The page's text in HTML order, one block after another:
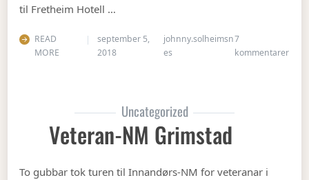
til Fretheim Hotell …
READ
MORE
september 5,
2018
johnny.solheimsn
es
7
kommentarertil
Uncategorized
Veteran-NM Grimstad
To gubbar tok turen til Innandørs-NM for veteranar i